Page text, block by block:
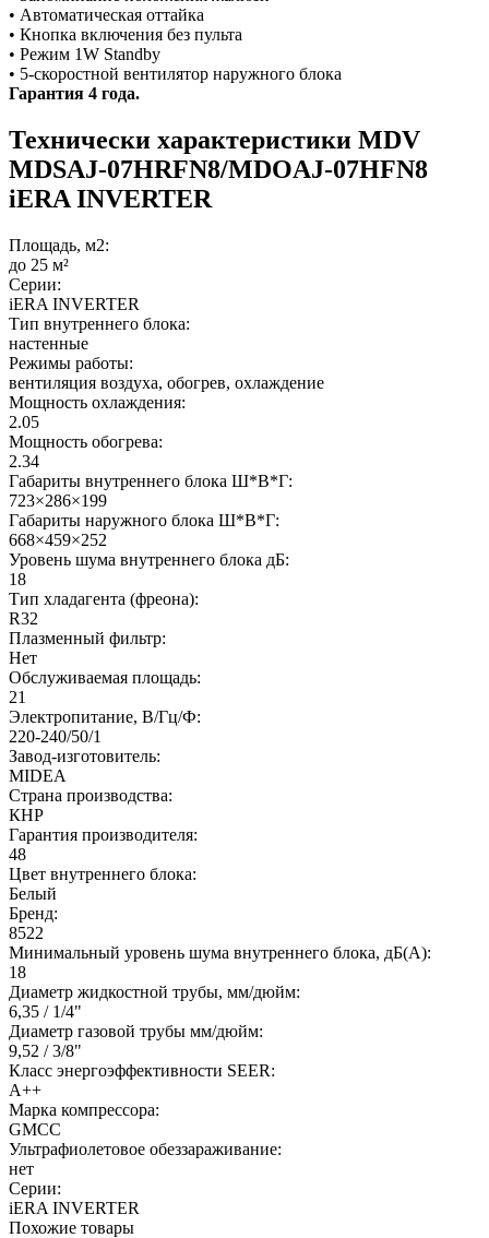
• Автоматическая оттайка
• Кнопка включения без пульта
• Режим 1W Standby
• 5-скоростной вентилятор наружного блока
Гарантия 4 года.
Технически характеристики MDV
MDSAJ-07HRFN8/MDOAJ-07HFN8
iERA INVERTER
Площадь, м2:
до 25 м²
Серии:
iERA INVERTER
Тип внутреннего блока:
настенные
Режимы работы:
вентиляция воздуха, обогрев, охлаждение
Мощность охлаждения:
2.05
Мощность обогрева:
2.34
Габариты внутреннего блока Ш*В*Г:
723×286×199
Габариты наружного блока Ш*В*Г:
668×459×252
Уровень шума внутреннего блока дБ:
18
Тип хладагента (фреона):
R32
Плазменный фильтр:
Нет
Обслуживаемая площадь:
21
Электропитание, В/Гц/Ф:
220-240/50/1
Завод-изготовитель:
MIDEA
Страна производства:
КНР
Гарантия производителя:
48
Цвет внутреннего блока:
Белый
Бренд:
8522
Минимальный уровень шума внутреннего блока, дБ(А):
18
Диаметр жидкостной трубы, мм/дюйм:
6,35 / 1/4"
Диаметр газовой трубы мм/дюйм:
9,52 / 3/8"
Класс энергоэффективности SEER:
A++
Марка компрессора:
GMCC
Ультрафиолетовое обеззараживание:
нет
Серии:
iERA INVERTER
Похожие товары